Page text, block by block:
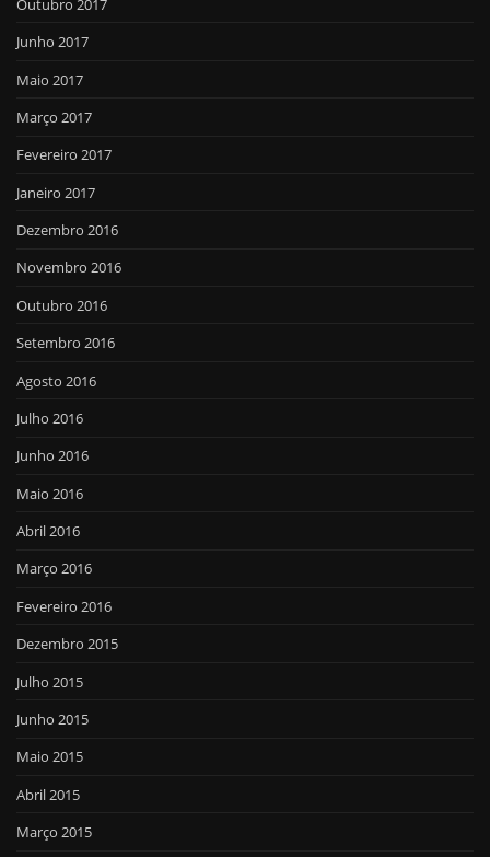
Outubro 2017
Junho 2017
Maio 2017
Março 2017
Fevereiro 2017
Janeiro 2017
Dezembro 2016
Novembro 2016
Outubro 2016
Setembro 2016
Agosto 2016
Julho 2016
Junho 2016
Maio 2016
Abril 2016
Março 2016
Fevereiro 2016
Dezembro 2015
Julho 2015
Junho 2015
Maio 2015
Abril 2015
Março 2015